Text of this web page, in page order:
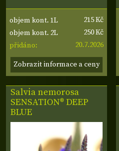
objem kont. 1L
215 Kč
objem kont. 2L
250 Kč
přidáno:
20.7.2026
Zobrazit informace a ceny
Salvia nemorosa
SENSATION® DEEP
BLUE